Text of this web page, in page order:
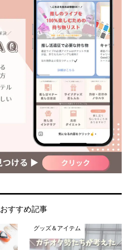
おすすめ記事
グッズ＆アイテム